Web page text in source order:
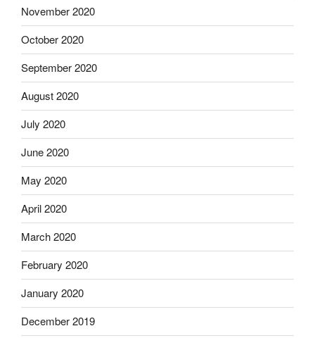
November 2020
October 2020
September 2020
August 2020
July 2020
June 2020
May 2020
April 2020
March 2020
February 2020
January 2020
December 2019